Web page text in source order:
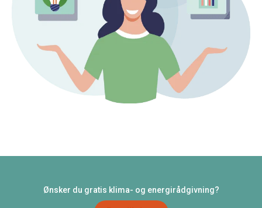
Ønsker du gratis klima- og energirådgivning?